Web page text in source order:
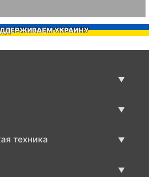
УКРАИНУ
техника